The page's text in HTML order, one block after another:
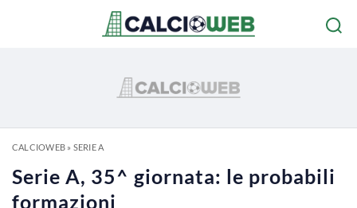
CALCIOWEB» SERIE A
Serie A, 35^ giornata: le probabili
formazioni